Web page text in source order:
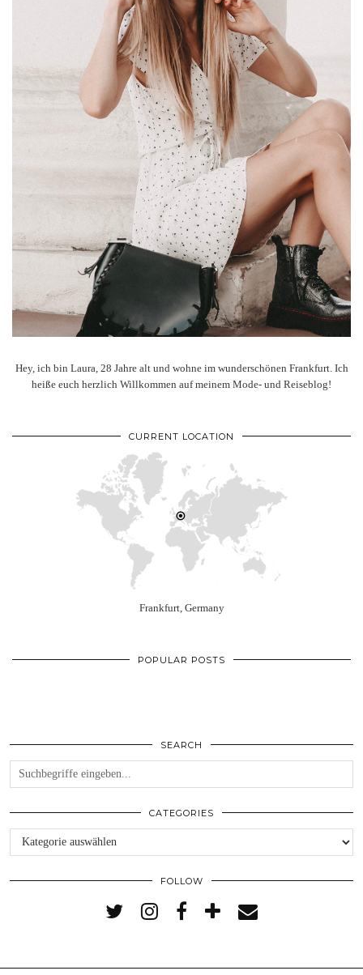
Hey, ich bin Laura, 28 Jahre alt und wohne im wunderschönen Frankfurt. Ich
heiße euch herzlich Willkommen auf meinem Mode- und Reiseblog!
CURRENT LOCATION
Frankfurt, Germany
POPULAR POSTS
SEARCH
CATEGORIES
Categories
FOLLOW